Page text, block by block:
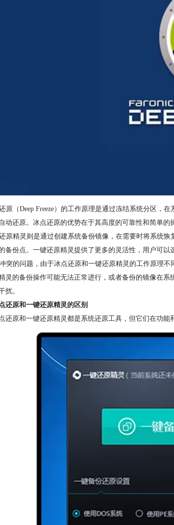
原（Deep Freeze）的工作原理是通过冻结系统分区，
动还原。冰点还原的优势在于其高度的可靠性和简单的
原精灵则是通过创建系统备份镜像，在需要时将系统
备份点。一键还原精灵提供了更多的灵活性，用户可以
突的问题，由于冰点还原和一键还原精灵的工作原理
灵的备份操作可能无法正常进行，或者备份的镜像在
扰。
还原和一键还原精灵的区别
还原和一键还原精灵都是系统还原工具，但它们在功能